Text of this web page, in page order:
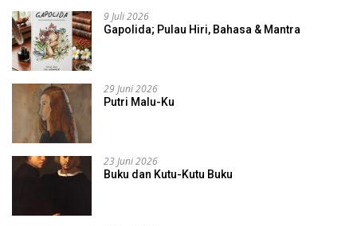
9 Juli 2026
Gapolida; Pulau Hiri, Bahasa & Mantra
29 Juni 2026
Putri Malu-Ku
23 Juni 2026
Buku dan Kutu-Kutu Buku